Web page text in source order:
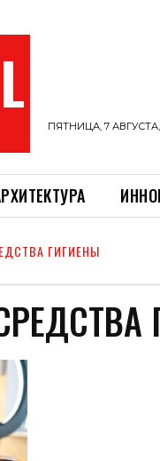
ПЯТНИЦА, 7 АВГУСТА,
ГИГИЕНЫ